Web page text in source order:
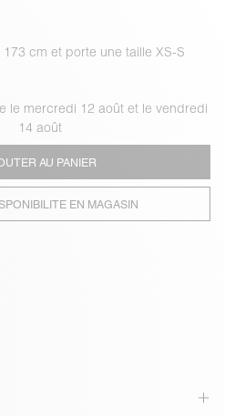
cm et porte une taille XS-S
le mercredi 12 août et le vendredi
14 août
AU PANIER
EN MAGASIN